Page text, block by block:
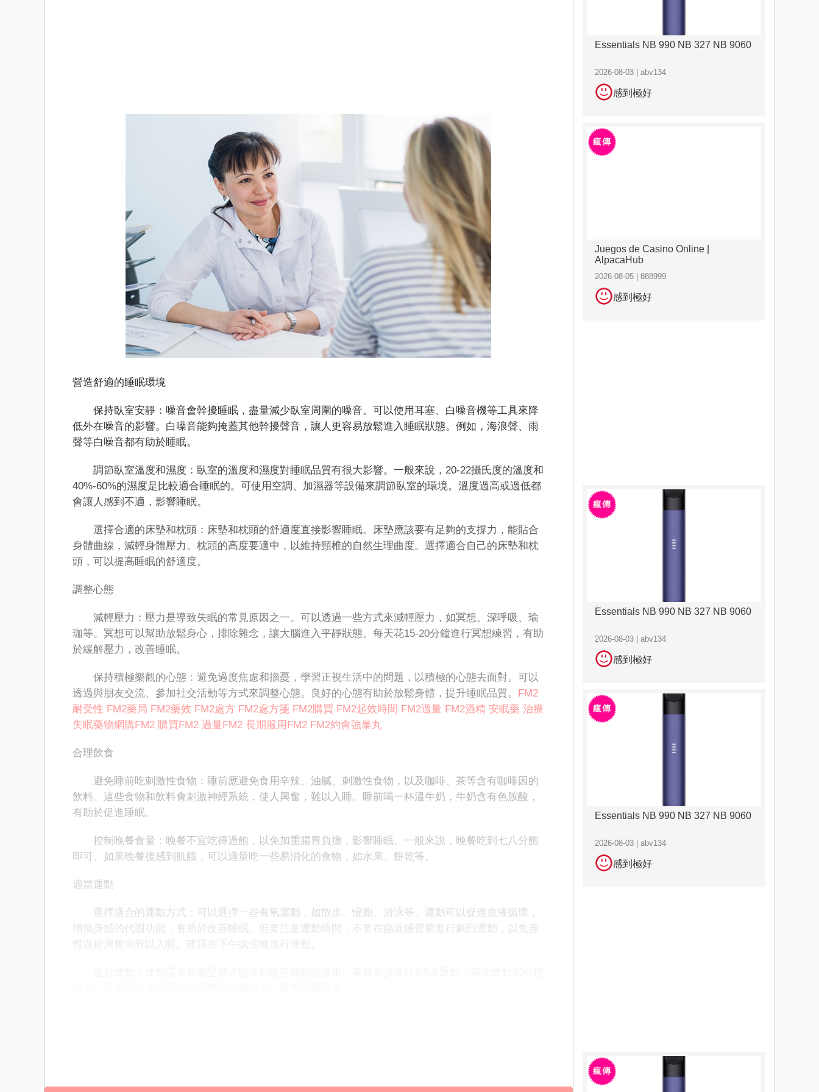
營造舒適的睡眠環境
保持臥室安靜：噪音會幹擾睡眠，盡量減少臥室周圍的噪音。可以使用耳塞、白噪音機等工具來降
低外在噪音的影響。白噪音能夠掩蓋其他幹擾聲音，讓人更容易放鬆進入睡眠狀態。例如，海浪聲、雨
聲等白噪音都有助於睡眠。
調節臥室溫度和濕度：臥室的溫度和濕度對睡眠品質有很大影響。一般來說，20-22攝氏度的溫度和
40%-60%的濕度是比較適合睡眠的。可使用空調、加濕器等設備來調節臥室的環境。溫度過高或過低都
會讓人感到不適，影響睡眠。
選擇合適的床墊和枕頭：床墊和枕頭的舒適度直接影響睡眠。床墊應該要有足夠的支撐力，能貼合
身體曲線，減輕身體壓力。枕頭的高度要適中，以維持頸椎的自然生理曲度。選擇適合自己的床墊和枕
頭，可以提高睡眠的舒適度。
調整心態
減輕壓力：壓力是導致失眠的常見原因之一。可以透過一些方式來減輕壓力，如冥想、深呼吸、瑜
珈等。冥想可以幫助放鬆身心，排除雜念，讓大腦進入平靜狀態。每天花15-20分鐘進行冥想練習，有助
於緩解壓力，改善睡眠。
保持積極樂觀的心態：避免過度焦慮和擔憂，學習正視生活中的問題，以積極的心態去面對。可以
透過與朋友交流、參加社交活動等方式來調整心態。良好的心態有助於放鬆身體，提升睡眠品質。 FM2
耐受性 FM2藥局 FM2藥效 FM2處方 FM2處方箋 FM2購買 FM2起效時間 FM2過量 FM2酒精 安眠藥 治療
失眠藥物網購FM2 購買FM2 過量FM2 長期服用FM2 FM2約會強暴丸
合理飲食
避免睡前吃刺激性食物：睡前應避免食用辛辣、油膩、刺激性食物，以及咖啡、茶等含有咖啡因的
飲料。這些食物和飲料會刺激神經系統，使人興奮，難以入睡。睡前喝一杯溫牛奶，牛奶含有色胺酸，
有助於促進睡眠。
控制晚餐食量：晚餐不宜吃得過飽，以免加重腸胃負擔，影響睡眠。一般來說，晚餐吃到七八分飽
即可。如果晚餐後感到飢餓，可以適量吃一些易消化的食物，如水果、餅乾等。
適當運動
選擇適合的運動方式：可以選擇一些有氧運動，如散步、慢跑、游泳等。運動可以促進血液循環，
增強身體的代謝功能，有助於改善睡眠。但要注意運動時間，不要在臨近睡覺前進行劇烈運動，以免身
體過於興奮而難以入睡。建議在下午或傍晚進行運動。
Essentials NB 990 NB 327 NB 9060
2026-08-03 | abv134
感到極好
Juegos de Casino Online |
AlpacaHub
2026-08-05 | 888999
感到極好
Essentials NB 990 NB 327 NB 9060
2026-08-03 | abv134
感到極好
Essentials NB 990 NB 327 NB 9060
2026-08-03 | abv134
感到極好